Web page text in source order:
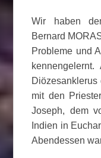
Wir haben
Bernard
Probleme und
Diözesanklerus
mit den
Joseph, dem
Indien in
Abendessen